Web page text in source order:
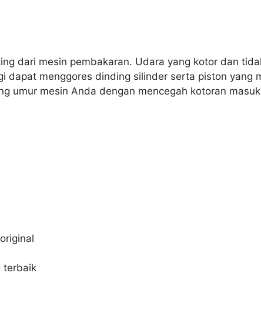
dari mesin pembakaran. Udara yang kotor dan
dapat menggores dinding silinder serta piston yang
umur mesin Anda dengan mencegah kotoran
terbaik